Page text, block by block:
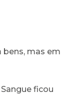
bens, mas em
ficou